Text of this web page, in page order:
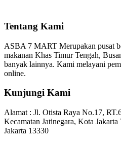
Tentang Kami
ASBA 7 MART Merupakan pusat
makanan Khas Timur Tengah,
banyak lainnya. Kami melayani
online.
Kunjungi Kami
Alamat : Jl. Otista Raya No.17,
Kecamatan Jatinegara, Kota
Jakarta 13330